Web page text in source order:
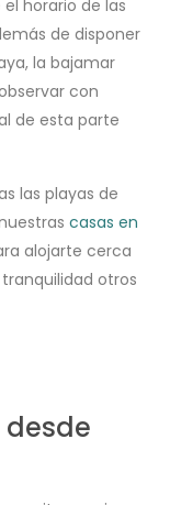
horario de las
de disponer
la bajamar
con
de esta parte
las playas de
casas en
alojarte cerca
otros